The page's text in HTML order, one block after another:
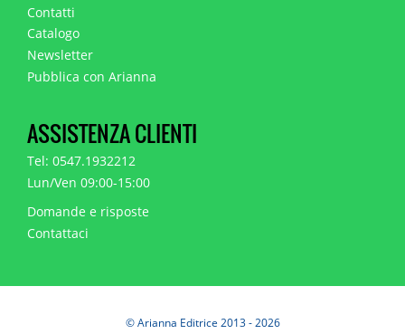
Contatti
Catalogo
Newsletter
Pubblica con Arianna
ASSISTENZA CLIENTI
Tel: 0547.1932212
Lun/Ven 09:00-15:00
Domande e risposte
Contattaci
© Arianna Editrice 2013 - 2026